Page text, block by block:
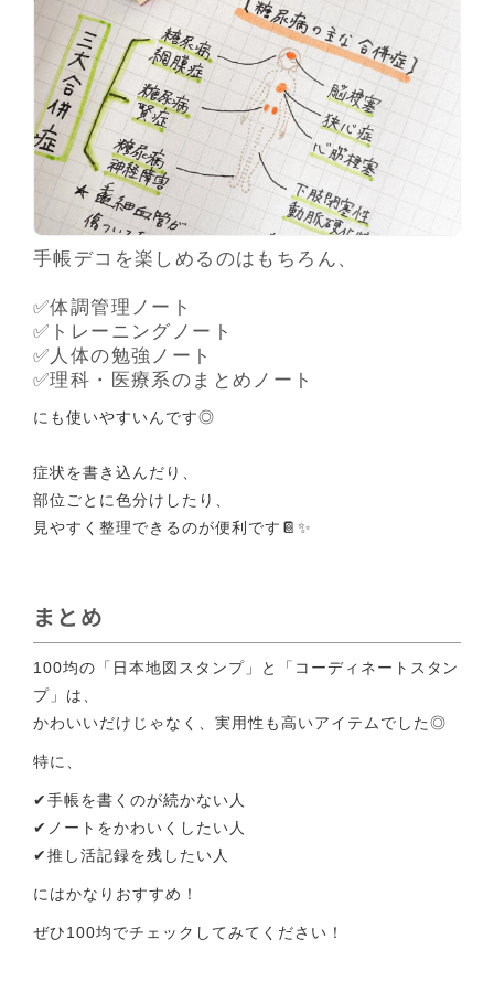
手帳デコを楽しめるのはもちろん、
✅️体調管理ノート
✅️トレーニングノート
✅️人体の勉強ノート
✅️理科・医療系のまとめノート
にも使いやすいんです◎
症状を書き込んだり、
部位ごとに色分けしたり、
見やすく整理できるのが便利です📔✨
まとめ
100均の「日本地図スタンプ」と「コーディネートスタン
プ」は、
かわいいだけじゃなく、実用性も高いアイテムでした◎
特に、
✔手帳を書くのが続かない人
✔ノートをかわいくしたい人
✔推し活記録を残したい人
にはかなりおすすめ！
ぜひ100均でチェックしてみてください！